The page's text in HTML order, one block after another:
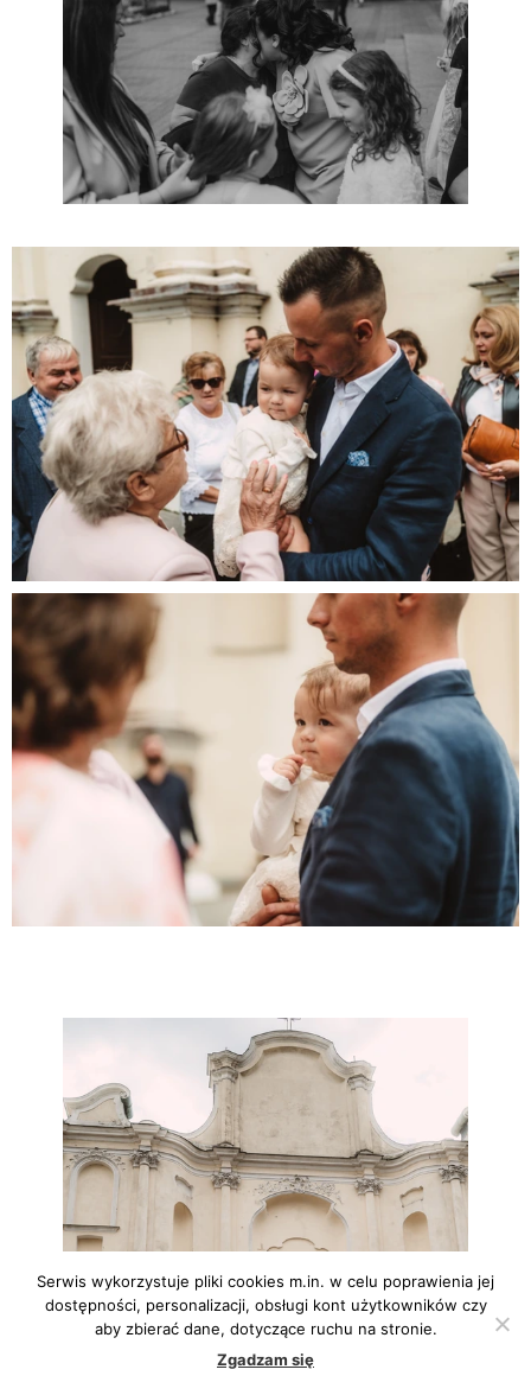
Serwis wykorzystuje pliki cookies m.in. w celu poprawienia jej
dostępności, personalizacji, obsługi kont użytkowników czy
aby zbierać dane, dotyczące ruchu na stronie.
Zgadzam się